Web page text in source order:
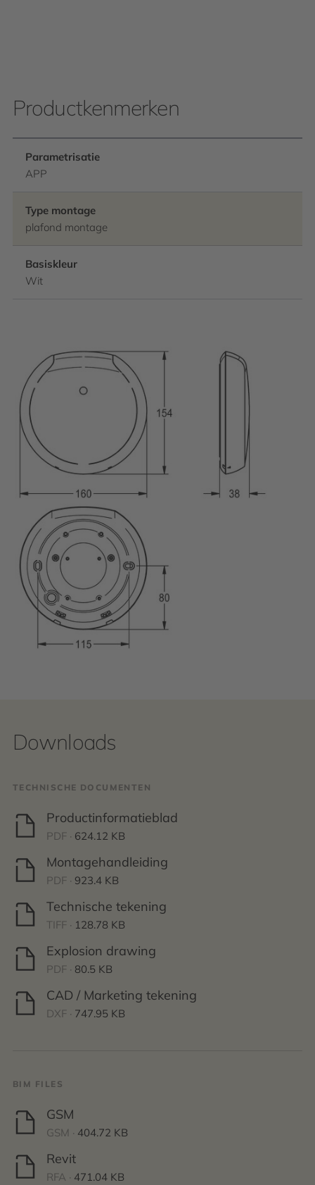
Productkenmerken
Parametrisatie
APP
Type montage
plafond montage
Basiskleur
Wit
Downloads
TECHNISCHE DOCUMENTEN
Productinformatieblad
PDF · 624.12 KB
Montagehandleiding
PDF · 923.4 KB
Technische tekening
TIFF · 128.78 KB
Explosion drawing
PDF · 80.5 KB
CAD / Marketing tekening
DXF · 747.95 KB
BIM FILES
GSM
GSM · 404.72 KB
Revit
RFA · 471.04 KB